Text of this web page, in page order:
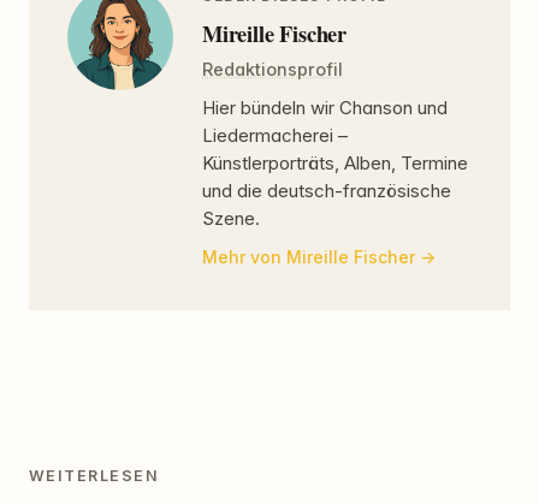
Mireille Fischer
Redaktionsprofil
Hier bündeln wir Chanson und
Liedermacherei –
Künstlerporträts, Alben, Termine
und die deutsch-französische
Szene.
Mehr von Mireille Fischer
WEITERLESEN